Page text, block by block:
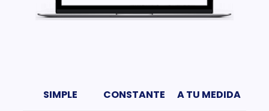
SIMPLE CONSTANTE A TU MEDIDA